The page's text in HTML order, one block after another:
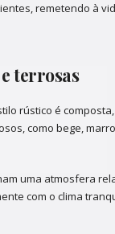
remetendo à
terrosas
rústico é
como bege,
uma atmosfera
com o clima